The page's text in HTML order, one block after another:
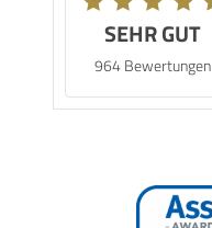
SEHR GUT
964 Bewertungen